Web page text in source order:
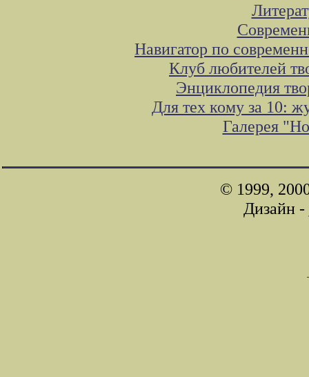
Навигатор по
Клуб любителей
Энциклопедия
Для тех кому за 10:
Галерея
© 1999,
Дизайн -